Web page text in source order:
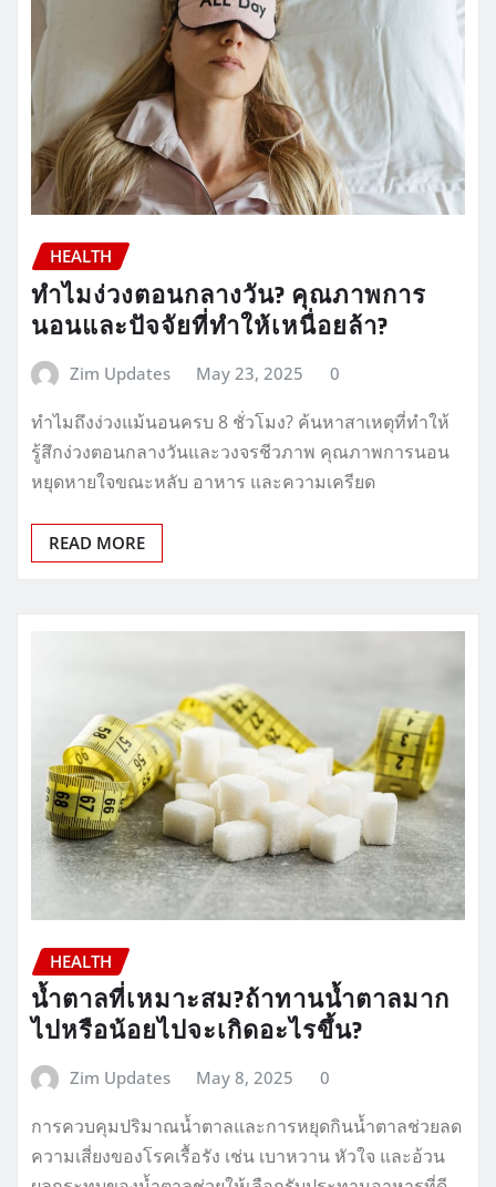
HEALTH
ทำไมง่วงตอนกลางวัน? คุณภาพการ
นอนและปัจจัยที่ทำให้เหนื่อยล้า?
Zim Updates May 23, 2025 0
ทำไมถึงง่วงแม้นอนครบ 8 ชั่วโมง? ค้นหาสาเหตุที่ทำให้
รู้สึกง่วงตอนกลางวันและวงจรชีวภาพ คุณภาพการนอน
หยุดหายใจขณะหลับ อาหาร และความเครียด
READ MORE
HEALTH
น้ำตาลที่เหมาะสม?ถ้าทานน้ำตาลมาก
ไปหรือน้อยไปจะเกิดอะไรขึ้น?
Zim Updates May 8, 2025 0
การควบคุมปริมาณน้ำตาลและการหยุดกินน้ำตาลช่วยลด
ความเสี่ยงของโรคเรื้อรัง เช่น เบาหวาน หัวใจ และอ้วน